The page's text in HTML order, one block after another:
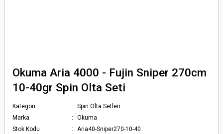
Okuma Aria 4000 - Fujin Sniper 270cm
10-40gr Spin Olta Seti
Kategori
Spin Olta Setleri
Marka
Okuma
Stok Kodu
Aria40-Sniper270-10-40